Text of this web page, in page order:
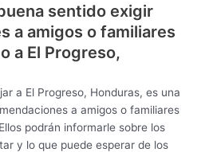
sentido exigir
a amigos o familiares
a El Progreso,
a El Progreso, Honduras, es una
a amigos o familiares
podrán informarle sobre los
y lo que puede esperar de los